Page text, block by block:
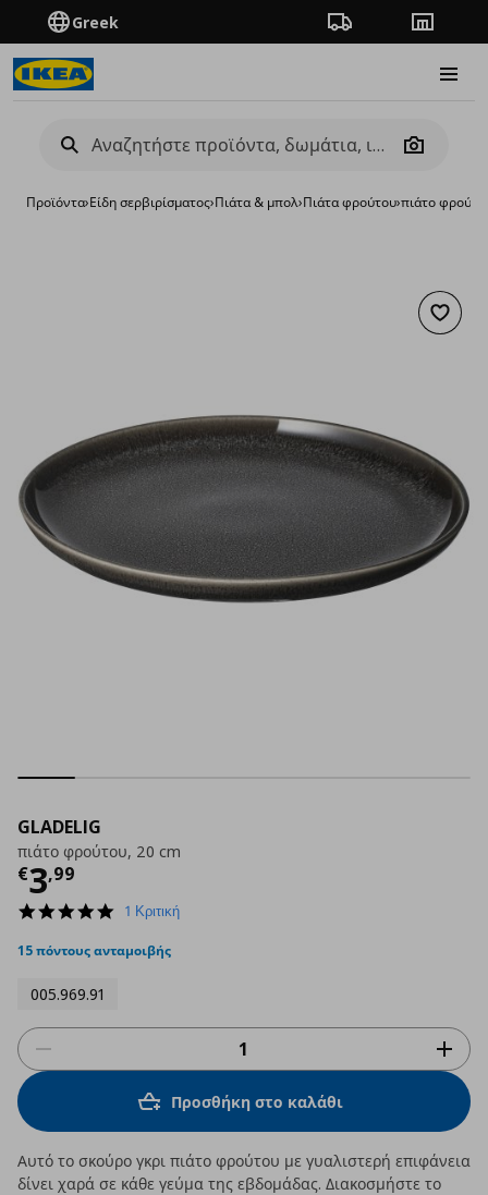
Greek Πορεία παραγγελίας
Camera
Προϊόντα›Είδη σερβιρίσματος›Πιάτα & μπολ›Πιάτα φρούτου›πιάτο
GLADELIG
πιάτο φρούτου, 20 cm
€3,99
Τρέχουσα τιμή
5.0
rating
1 Κριτική
15 πόντους ανταμοιβής
005.969.91
Προσθήκη στο καλάθι
Αυτό το σκούρο γκρι πιάτο φρούτου με γυαλιστερή επιφάνεια
δίνει χαρά σε κάθε γεύμα της εβδομάδας. Διακοσμήστε το